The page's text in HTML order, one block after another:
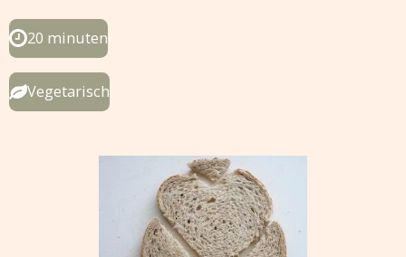
20 minuten
Vegetarisch